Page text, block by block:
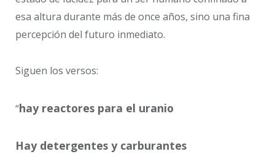
esa altura durante más de once años, sino una fina
percepción del futuro inmediato.
Siguen los versos:
“hay reactores para el uranio
Hay detergentes y carburantes